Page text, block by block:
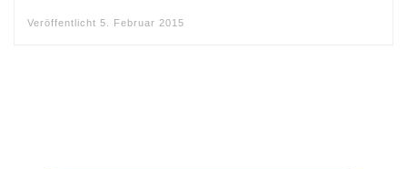
Veröffentlicht 5. Februar 2015